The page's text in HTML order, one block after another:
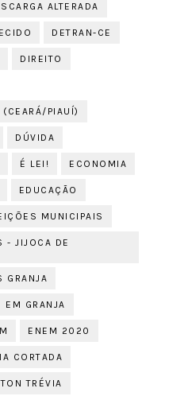
ALTERADA
DETRAN-CE
DIREITO
(CEARÁ/PIAUÍ)
DÚVIDA
É LEI! ECONOMIA
EDUCAÇÃO
MUNICIPAIS
- JIJOCA DE
GRANJA
EM GRANJA
ENEM 2020
CORTADA
TRÉVIA